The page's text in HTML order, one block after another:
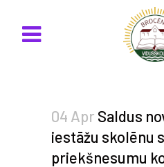
04 Apr Saldus
iestāžu skolēnu
priekšnesumu